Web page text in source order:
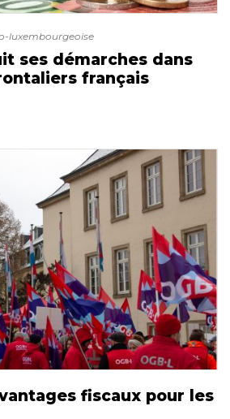
luxembourgeoise
ses démarches dans
français
fiscaux pour les